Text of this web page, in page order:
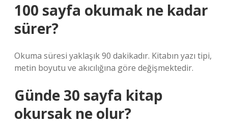
100 sayfa okumak ne kadar
sürer?
Okuma süresi yaklaşık 90 dakikadır. Kitabın yazı tipi,
metin boyutu ve akıcılığına göre değişmektedir.
Günde 30 sayfa kitap
okursak ne olur?